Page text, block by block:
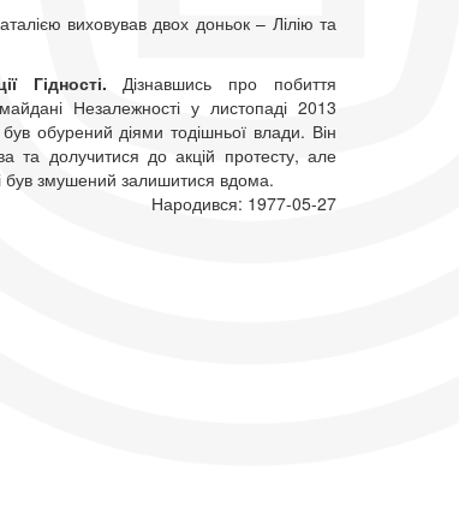
виховував двох доньок – Лілію та
Гідності. Дізнавшись про побиття
Незалежності у листопаді 2013
обурений діями тодішньої влади. Він
та долучитися до акцій протесту, але
був змушений залишитися вдома.
Народився: 1977-05-27